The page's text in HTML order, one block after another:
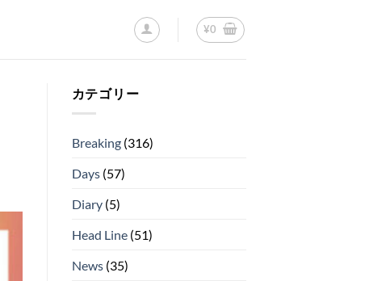
¥0
カテゴリー
Breaking(316)
Days(57)
Diary(5)
Head Line(51)
News(35)